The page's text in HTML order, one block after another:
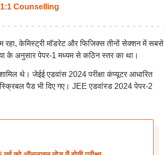
Counselling
रहा, केमिस्ट्री मॉडरेट और फिजिक्स तीनों सेक्शन में सबसे
के अनुसार पेपर-1 मध्यम से कठिन स्तर का था।
थे। जेईई एडवांस 2024 परीक्षा कंप्यूटर आधारित
पैड भी दिए गए। JEE एडवांस्ड 2024 पेपर-2